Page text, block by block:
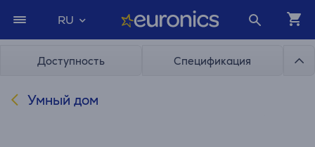
RU
Доступность Спецификация
Умный дом